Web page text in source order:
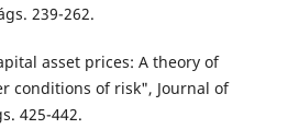
239-262.
asset prices: A theory of
conditions of risk", Journal of
425-442.